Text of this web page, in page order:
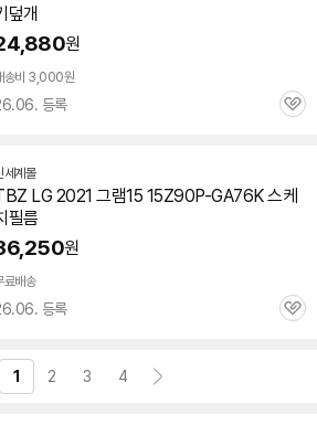
덮개
원
송비 3,000원
등록
관
세계몰
LG 2021 그램15 15Z90P-GA76K 스케
필름
원
료배송
등록
관
1 2 3 4